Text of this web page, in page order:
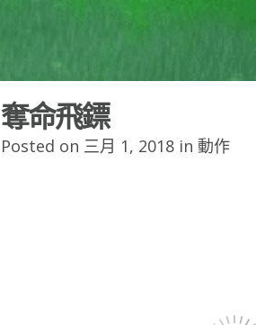
奪命飛鏢
Posted on 三月 1, 2018 in 動作